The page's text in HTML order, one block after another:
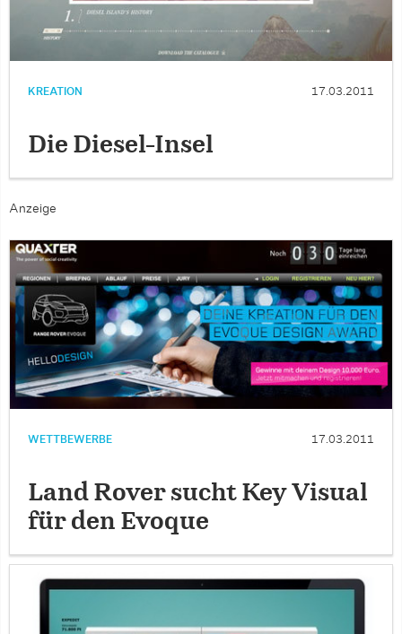
KREATION 17.03.2011
Die Diesel-Insel
Anzeige
WETTBEWERBE 17.03.2011
Land Rover sucht Key Visual
für den Evoque